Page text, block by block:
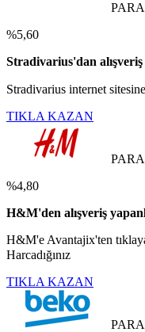
%5,60
Stradivarius'dan
Stradivarius internet
TIKLA KAZAN
%4,80
H&M'den alışveriş
H&M'e Avantajix'ten
Harcadığınız
TIKLA KAZAN